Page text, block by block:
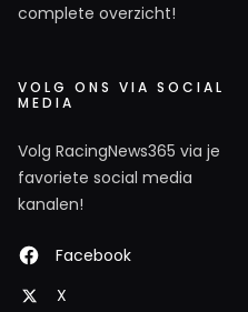
complete overzicht!
VOLG ONS VIA SOCIAL
MEDIA
Volg RacingNews365 via je
favoriete social media
kanalen!
Facebook
X